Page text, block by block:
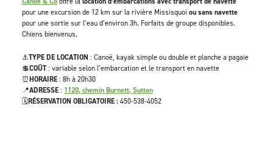
pour une excursion de 12 km sur la rivière Missisquoi ou sans navette
pour une sortie sur l’eau d’environ 3h. Forfaits de groupe disponibles.
Chiens bienvenus.
⚓TYPE DE LOCATION : Canoë, kayak simple ou double et planche a pagaie
💲COÛT: variable selon l’embarcation et le transport en navette
⏰HORAIRE: 8h à 20h30
📍ADRESSE: 1120, chemin Burnett, Sutton
🗓️RÉSERVATION OBLIGATOIRE :450-538-4052